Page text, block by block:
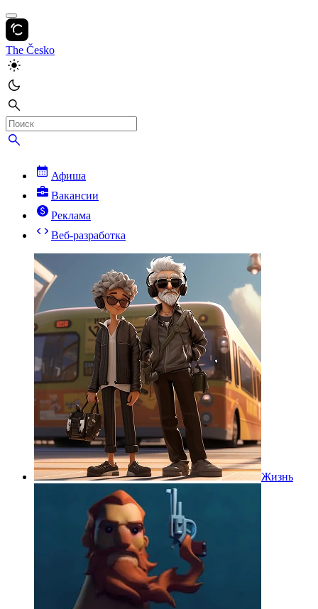
The Česko
Афиша
Вакансии
Реклама
Веб-разработка
Жизнь